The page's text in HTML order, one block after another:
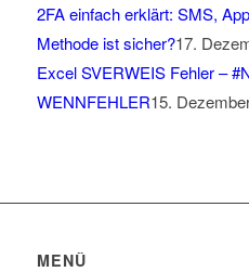
2FA einfach erklärt: SMS,
Methode ist sicher?17.
Excel SVERWEIS Fehler –
WENNFEHLER15.
MENÜ